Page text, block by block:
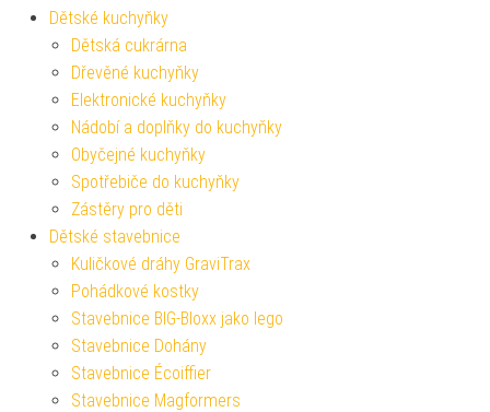
Dětské kuchyňky
Dětská cukrárna
Dřevěné kuchyňky
Elektronické kuchyňky
Nádobí a doplňky do kuchyňky
Obyčejné kuchyňky
Spotřebiče do kuchyňky
Zástěry pro děti
Dětské stavebnice
Kuličkové dráhy GraviTrax
Pohádkové kostky
Stavebnice BIG-Bloxx jako lego
Stavebnice Dohány
Stavebnice Écoiffier
Stavebnice Magformers